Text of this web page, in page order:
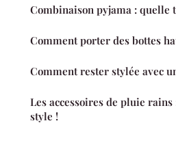
Combinaison pyjama : quelle
Comment porter des bottes
Comment rester stylée avec
Les accessoires de pluie rains
style !